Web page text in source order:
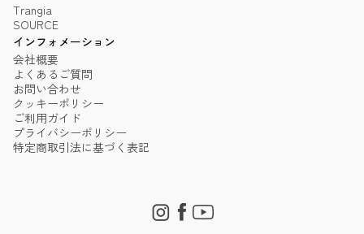
Trangia
SOURCE
インフォメーション
会社概要
よくあるご質問
お問い合わせ
クッキーポリシー
ご利用ガイド
プライバシーポリシー
特定商取引法に基づく表記